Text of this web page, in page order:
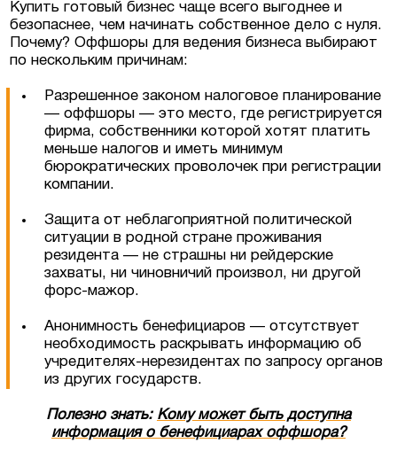
Купить готовый бизнес чаще всего выгоднее и
безопаснее, чем начинать собственное дело с нуля.
Почему? Оффшоры для ведения бизнеса выбирают
по нескольким причинам:
Разрешенное законом налоговое планирование
— оффшоры — это место, где регистрируется
фирма, собственники которой хотят платить
меньше налогов и иметь минимум
бюрократических проволочек при регистрации
компании.
Защита от неблагоприятной политической
ситуации в родной стране проживания
резидента — не страшны ни рейдерские
захваты, ни чиновничий произвол, ни другой
форс-мажор.
Анонимность бенефициаров — отсутствует
необходимость раскрывать информацию об
учредителях-нерезидентах по запросу органов
из других государств.
Полезно знать: Кому может быть доступна
информация о бенефициарах оффшора?